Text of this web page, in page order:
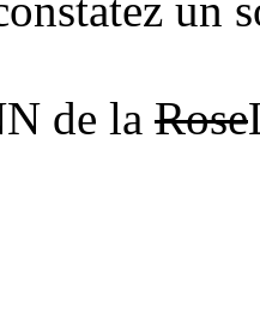
un
de la Rose